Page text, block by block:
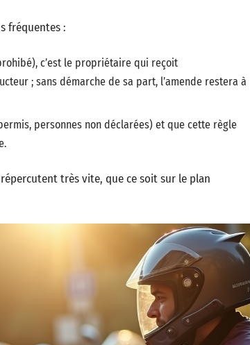
fréquentes :
c’est le propriétaire qui reçoit
; sans démarche de sa part, l’amende restera à
personnes non déclarées) et que cette règle
très vite, que ce soit sur le plan